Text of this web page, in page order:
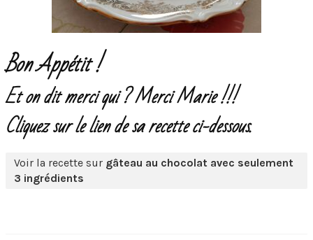
Bon Appétit !
Et on dit merci qui ? Merci Marie !!!
Cliquez sur le lien de sa recette ci-dessous.
Voir la recette sur gâteau au chocolat avec seulement
3 ingrédients